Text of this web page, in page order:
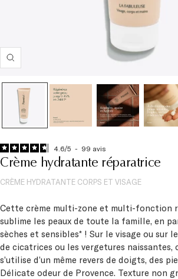
Zoom
4.6/5 - 99 avis
Crème hydratante réparatrice
CRÈME HYDRATANTE CORPS ET VISAGE
Cette crème multi-zone et multi-fonction
sublime les peaux de toute la famille, en
sèches et sensibles* ! Sur le visage ou sur
de cicatrices ou les vergetures naissantes,
s’utilise d’un même revers de doigts, des
Délicate odeur de Provence. Texture non